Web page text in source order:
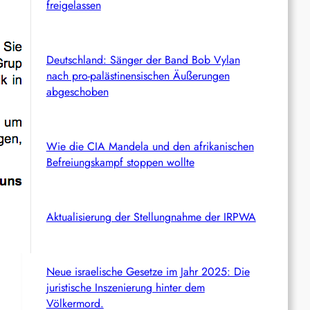
freigelassen
Deutschland: Sänger der Band Bob Vylan
nach pro-palästinensischen Äußerungen
abgeschoben
Wie die CIA Mandela und den afrikanischen
Befreiungskampf stoppen wollte
Aktualisierung der Stellungnahme der IRPWA
Neue israelische Gesetze im Jahr 2025: Die
juristische Inszenierung hinter dem
Völkermord.